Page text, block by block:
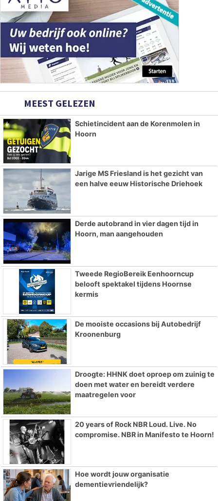
MEEST GELEZEN
Schietincident aan de Korenmolen in
Hoorn
Jarige MS Friesland is het gezicht van
een halve eeuw Historische Driehoek
Derde autobrand in vier dagen tijd in
Hoorn, man aangehouden
Tweede RegioBereik Eenhoorncup
belooft spektakel tijdens Hoornse
kermis
De mooiste occasions bij Autobedrijf
Kroonenburg
Droogte: HHNK doet oproep om zuinig te
doen met water en bereidt verdere
maatregelen voor
20 years of Rock NBR Loud. Live. No
compromise. NBR in Manifesto te Hoorn!
Hoe wordt jouw organisatie
dementievriendelijk?